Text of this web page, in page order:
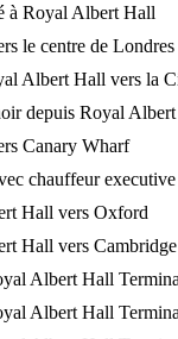
à Royal Albert Hall
le centre de Londres
Albert Hall vers la
depuis Royal
Canary Wharf
chauffeur
Hall vers Oxford
Hall vers Cambridge
Albert Hall
Albert Hall